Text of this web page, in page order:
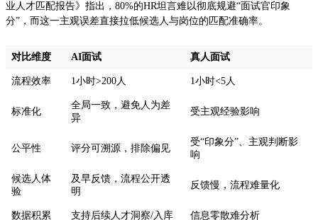
业人才匹配报告》指出，80%的HR坦言难以彻底规避“面试官印象
分”，而这一主观误差直接拉低候选人与岗位的匹配准确率。
对比维度 AI面试 真人面试
流程效率 1小时>200人 1小时<5人
标准化
全局一致，避免人为差
异
受主观经验影响
公平性 评分可溯源，排除偏见
受“印象分”、主观判断影
响
候选人体
验
及早反馈，流程公开透
明
反馈慢，流程难量化
数据积累 支持后续人才洞察/入库 信息零散难分析